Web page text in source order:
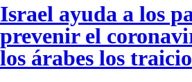
Israel ayuda a los
prevenir el
los árabes los